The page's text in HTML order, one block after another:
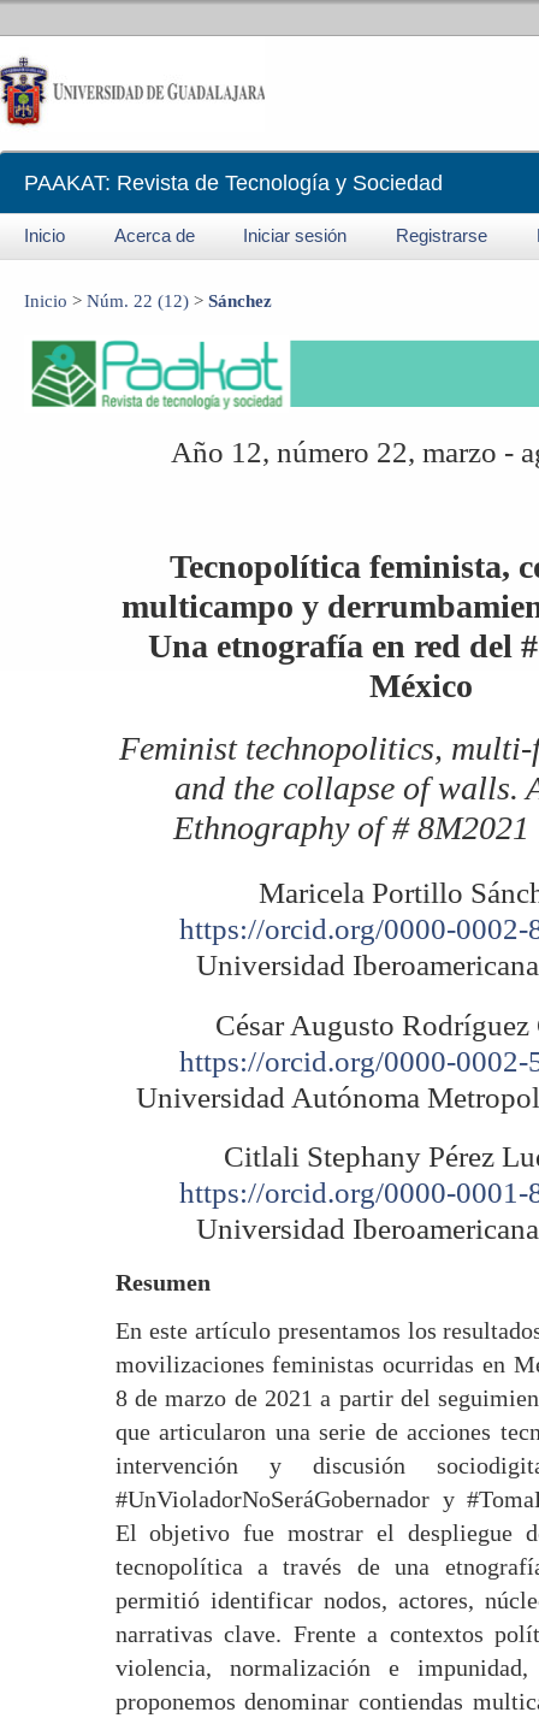
PAAKAT: Revista de Tecnología y Sociedad
Inicio Acerca de Iniciar sesión Registrarse
Inicio > Núm. 22 (12) > Sánchez
Año 12, número 22, marzo -
Tecnopolítica feminista,
multicampo y
Una etnografía en red del
México
Feminist technopolitics,
and the collapse of walls.
Ethnography of #
Maricela Portillo
https://orcid.org/0000-0002-
Universidad
César Augusto Rodríguez
https://orcid.org/0000-0002-
Universidad Autónoma
Citlali Stephany Pérez
https://orcid.org/0000-0001-
Universidad
Resumen
En este artículo presentamos los
movilizaciones feministas ocurridas en
8 de marzo de 2021 a partir del
que articularon una serie de acciones
intervención y discusión
#UnVioladorNoSeráGobernador y
El objetivo fue mostrar el despliegue
tecnopolítica a través de una
permitió identificar nodos, actores,
narrativas clave. Frente a contextos
violencia, normalización e
proponemos denominar contiendas